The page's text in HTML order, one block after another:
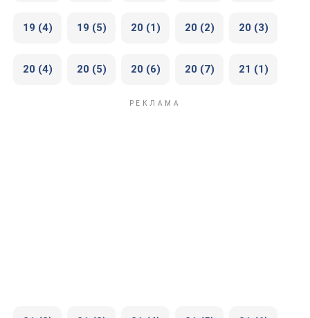
19 (4) 19 (5) 20 (1) 20 (2) 20 (3)
20 (4) 20 (5) 20 (6) 20 (7) 21 (1)